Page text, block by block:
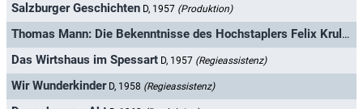
Salzburger Geschichten D, 1957 (Produktion)
Thomas Mann: Die Bekenntnisse des Hochstaplers Felix KrullD,
Das Wirtshaus im Spessart D, 1957 (Regieassistenz)
Wir Wunderkinder D, 1958 (Regieassistenz)